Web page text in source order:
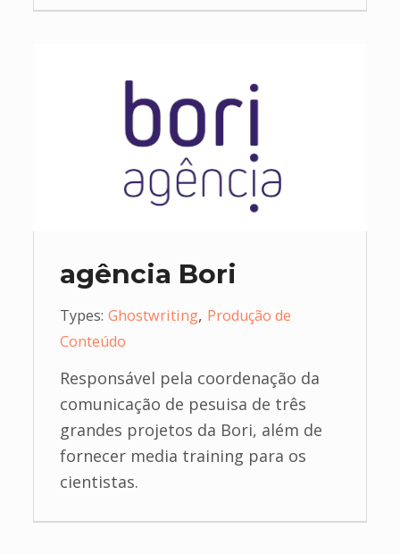
agência Bori
Types: Ghostwriting, Produção de
Conteúdo
Responsável pela coordenação da
comunicação de pesuisa de três
grandes projetos da Bori, além de
fornecer media training para os
cientistas.